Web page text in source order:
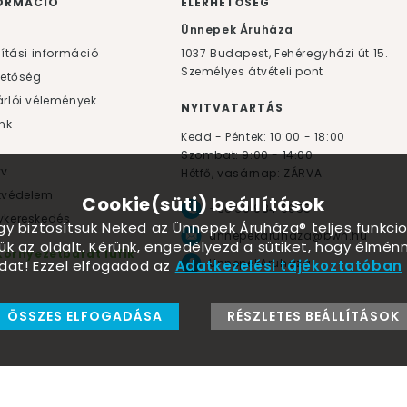
információ
vélemények
lufik
Ünnepek Áruháza
1037 Budapest, Fehéregyházi út 15.
Személyes átvételi pont
NYITVATARTÁS
Kedd - Péntek: 10:00 - 18:00
Szombat: 9:00 - 14:00
Hétfő, vasárnap: ZÁRVA
+36 30 984 6955
unnepekaruhaza@bwh.hu
UnnepekAruhaza
Cookie(süti) beállítások
biztosítsuk Neked az Ünnepek Áruháza® teljes
az oldalt. Kérünk, engedélyezd a sütiket, hogy
Ezzel elfogadod az Adatkezelési tájékoztatóban
ÖSSZES ELFOGADÁSA RÉSZLETES BEÁLLÍTÁSOK